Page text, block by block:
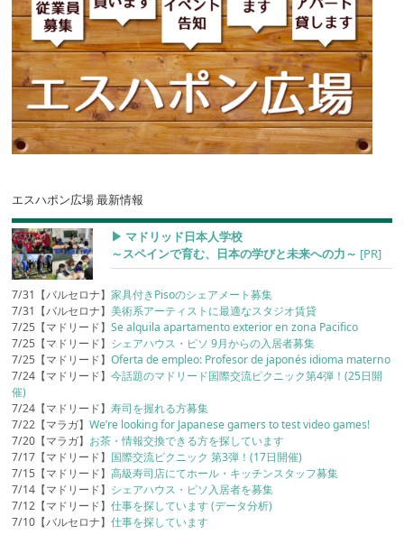
エスハポン広場 最新情報
▶︎ マドリッド日本人学校
～スペインで育む、日本の学びと未来への力～ [PR]
7/31【バルセロナ】家具付きPisoのシェアメート募集
7/31【バルセロナ】美術系アーティストに最適なスタジオ賃貸
7/25【マドリード】Se alquila apartamento exterior en zona Pacifico
7/25【マドリード】 シェアハウス・ピソ 9月からの入居者募集
7/25【マドリード】Oferta de empleo: Profesor de japonés idioma materno
7/24【マドリード】今話題のマドリード国際交流ピクニック第4弾！(25日開
催)
7/24【マドリード】寿司を握れる方募集
7/22【マラガ】We’re looking for Japanese gamers to test video games!
7/20【マラガ】 お茶・情報交換できる方を探しています
7/17【マドリード】 国際交流ピクニック 第3弾！(17日開催)
7/15【マドリード】高級寿司店にてホール・キッチンスタッフ募集
7/14【マドリード】 シェアハウス・ピソ入居者を募集
7/12【マドリード】仕事を探しています (データ分析)
7/10【バルセロナ】仕事を探しています